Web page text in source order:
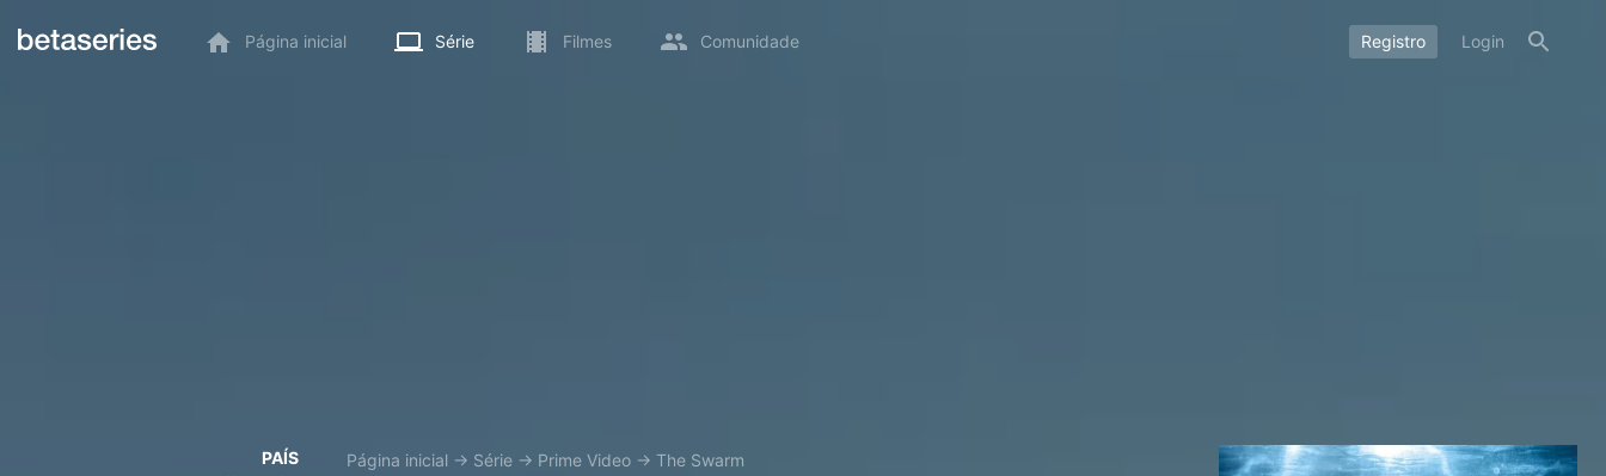
Página inicial Série Filmes Comunidade Registro Login
PAÍS
Página inicial → Série → Prime Video → The Swarm